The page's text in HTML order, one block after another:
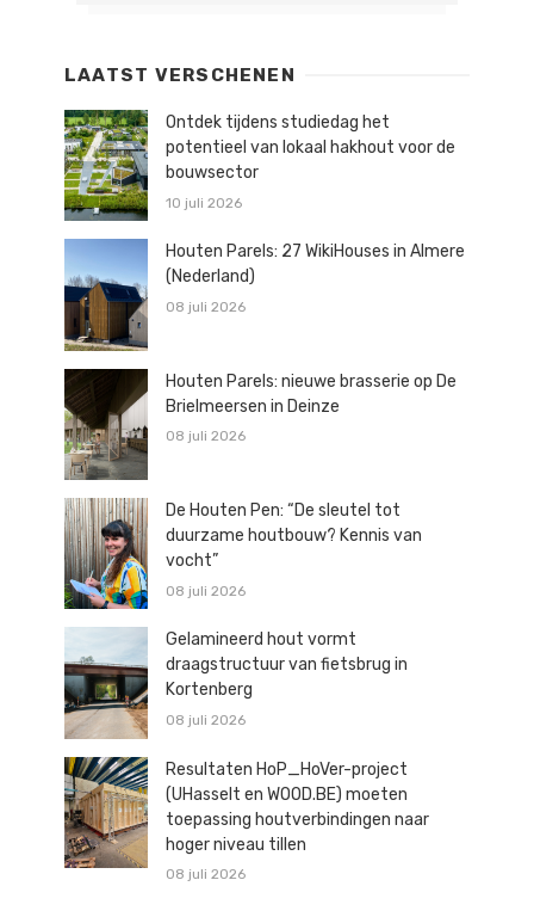
LAATST VERSCHENEN
Ontdek tijdens studiedag het
potentieel van lokaal hakhout voor de
bouwsector
10 juli 2026
Houten Parels: 27 WikiHouses in Almere
(Nederland)
08 juli 2026
Houten Parels: nieuwe brasserie op De
Brielmeersen in Deinze
08 juli 2026
De Houten Pen: “De sleutel tot
duurzame houtbouw? Kennis van
vocht”
08 juli 2026
Gelamineerd hout vormt
draagstructuur van fietsbrug in
Kortenberg
08 juli 2026
Resultaten HoP_HoVer-project
(UHasselt en WOOD.BE) moeten
toepassing houtverbindingen naar
hoger niveau tillen
08 juli 2026